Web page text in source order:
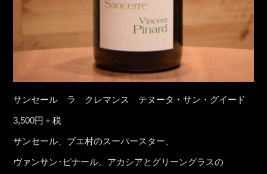
サンセール ラ クレマンス テヌータ・サン・グイード
3,500円＋税
サンセール、ブエ村のスーパースター、
ヴァンサン･ピナール。アカシアとグリーングラスの